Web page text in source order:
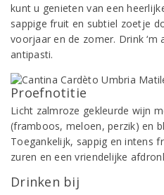
kunt u genieten van een
sappige fruit en subtiel zoetje
voorjaar en de zomer. Drink
antipasti.
Proefnotitie
Licht zalmroze gekleurde wijn
(framboos, meloen, perzik) en
Toegankelijk, sappig en intens
zuren en een vriendelijke
Drinken bij